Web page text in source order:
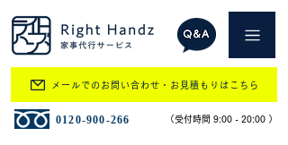
​0120-900-266 ​（受付時間 9:00 - 20:00 ）
メールでのお問い合わせ・お見積もりはこちら